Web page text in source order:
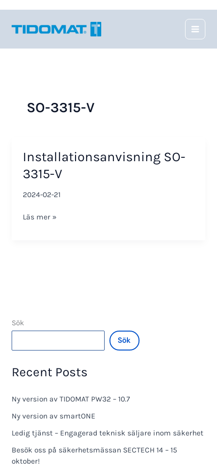
innehåll
SO-3315-V
Installationsanvisning SO-
3315-V
2024-02-21
Installationsanvisning
Läs mer »
Sök
Sök
Recent Posts
Ny version av TIDOMAT PW32 – 10.7
Ny version av smartONE
Ledig tjänst – Engagerad teknisk säljare inom säkerhet
Besök oss på säkerhetsmässan SECTECH 14 – 15
oktober!